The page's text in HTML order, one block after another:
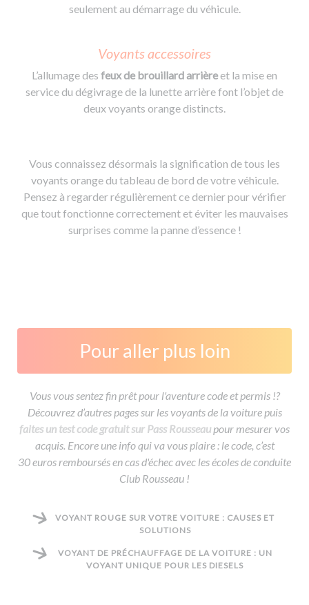
seulement au démarrage du véhicule.
Voyants accessoires
L’allumage des feux de brouillard arrièreet la mise en
service du dégivrage de la lunette arrière font l’objet de
deux voyants orange distincts.
Vous connaissez désormais la signification de tous les
voyants orange du tableau de bord de votre véhicule.
Pensez à regarder régulièrement ce dernier pour vérifier
que tout fonctionne correctement et éviter les mauvaises
surprises comme la panne d’essence !
Pour aller plus loin
Vous vous sentez fin prêt pour l'aventure code et permis !?
Découvrez d’autres pages sur les voyants de la voiture puis
faites un test code gratuit sur Pass Rousseau pour mesurer vos
acquis. Encore une info qui va vous plaire : le code, c’est
30 euros remboursés en cas d'échec avec les écoles de conduite
Club Rousseau !
VOYANT ROUGE SUR VOTRE VOITURE : CAUSES ET
SOLUTIONS
VOYANT DE PRÉCHAUFFAGE DE LA VOITURE : UN
VOYANT UNIQUE POUR LES DIESELS